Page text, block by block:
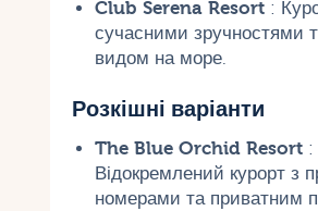
Club Serena Resort:
сучасними зручностями
видом на море.
Розкішні варіанти
The Blue Orchid Resort:
Відокремлений курорт з
номерами та приватним